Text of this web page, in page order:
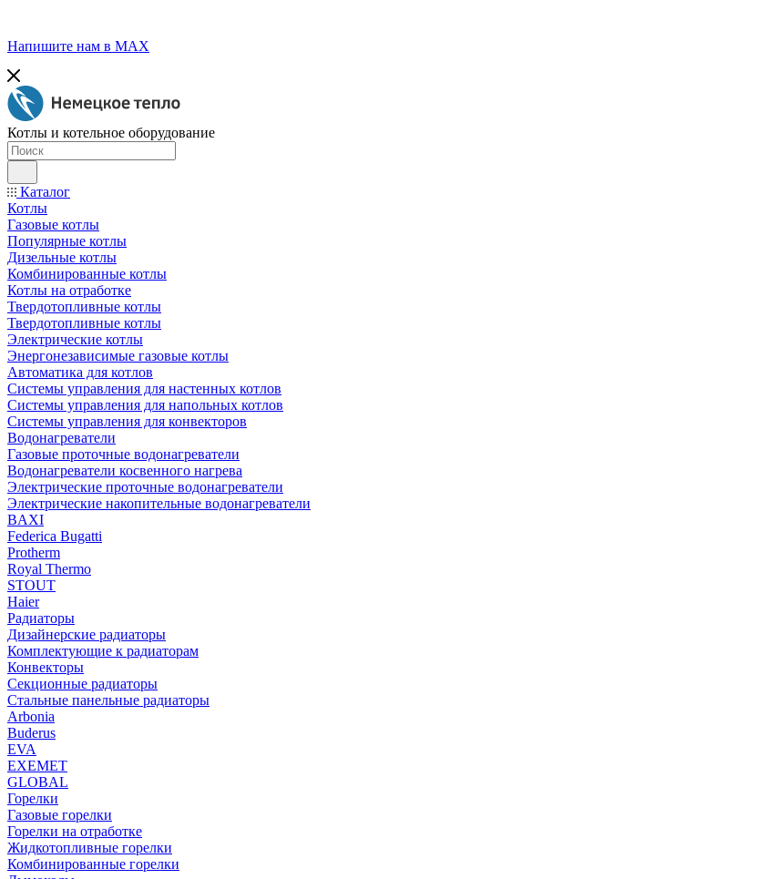
Напишите нам в МАХ
Котлы и котельное оборудование
Каталог
Котлы
Газовые котлы
Популярные котлы
Дизельные котлы
Комбинированные котлы
Котлы на отработке
Твердотопливные котлы
Твердотопливные котлы
Электрические котлы
Энергонезависимые газовые котлы
Автоматика для котлов
Системы управления для настенных котлов
Системы управления для напольных котлов
Системы управления для конвекторов
Водонагреватели
Газовые проточные водонагреватели
Водонагреватели косвенного нагрева
Электрические проточные водонагреватели
Электрические накопительные водонагреватели
BAXI
Federica Bugatti
Protherm
Royal Thermo
STOUT
Haier
Радиаторы
Дизайнерские радиаторы
Комплектующие к радиаторам
Конвекторы
Секционные радиаторы
Стальные панельные радиаторы
Arbonia
Buderus
EVA
EXEMET
GLOBAL
Горелки
Газовые горелки
Горелки на отработке
Жидкотопливные горелки
Комбинированные горелки